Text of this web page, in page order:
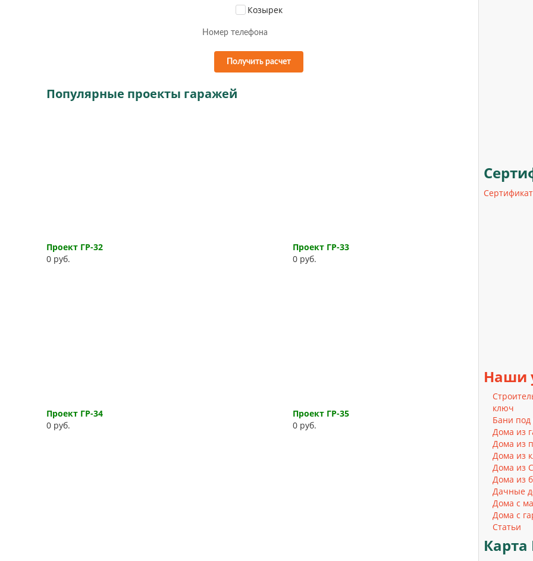
Козырек
Получить расчет
Популярные проекты гаражей
Проект ГР-32
0 руб.
Проект ГР-33
0 руб.
Проект ГР-34
0 руб.
Проект ГР-35
0 руб.
Наши
ключ
Бани
Дома из
Дома из
Дома из
Дома из
Дома из
Дачные
Дома с
Дома с
Статьи
Карта